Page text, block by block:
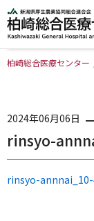
病院につい
診療科・部
柏崎総合医療センター
2024年06月06日
rinsyo-
rinsyo-